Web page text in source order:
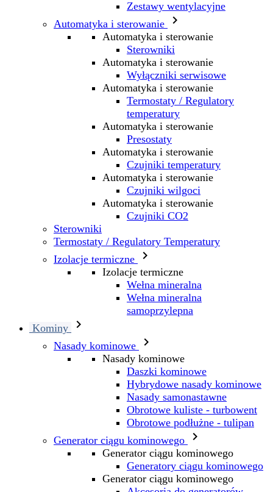
Zestawy wentylacyjne
Automatyka i sterowanie

Automatyka i sterowanie
Sterowniki
Automatyka i sterowanie
Wyłączniki serwisowe
Automatyka i sterowanie
Termostaty / Regulatory
temperatury
Automatyka i sterowanie
Presostaty
Automatyka i sterowanie
Czujniki temperatury
Automatyka i sterowanie
Czujniki wilgoci
Automatyka i sterowanie
Czujniki CO2
Sterowniki
Termostaty / Regulatory Temperatury
Izolacje termiczne

Izolacje termiczne
Wełna mineralna
Wełna mineralna
samoprzylepna
Kominy

Nasady kominowe 
Nasady kominowe
Daszki kominowe
Hybrydowe nasady kominowe
Nasady samonastawne
Obrotowe kuliste - turbowent
Obrotowe podłużne - tulipan
Generator ciągu kominowego

Generator ciągu kominowego
Generatory ciągu kominowego
Generator ciągu kominowego